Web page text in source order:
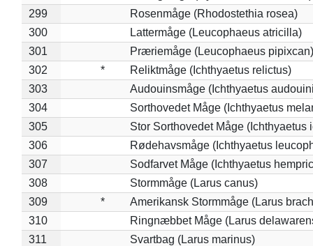
299
Rosenmåge (Rhodostethia rosea)
300
Lattermåge (Leucophaeus atricilla)
301
Præriemåge (Leucophaeus pipixcan)
302
*
Reliktmåge (Ichthyaetus relictus)
303
Audouinsmåge (Ichthyaetus
304
Sorthovedet Måge (Ichthyaetus
305
Stor Sorthovedet Måge (Ichthyaetus
306
Rødehavsmåge (Ichthyaetus
307
Sodfarvet Måge (Ichthyaetus
308
Stormmåge (Larus canus)
309
*
Amerikansk Stormmåge (Larus
310
Ringnæbbet Måge (Larus
311
Svartbag (Larus marinus)